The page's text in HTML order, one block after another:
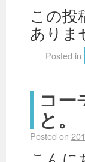
この投
ありま
Posted in
コ
と。
Posted on